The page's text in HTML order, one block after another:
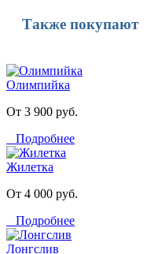
Также покупают
Олимпийка
От 3 900 руб.
Подробнее
Жилетка
От 4 000 руб.
Подробнее
Лонгслив